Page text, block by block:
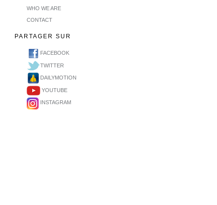
WHO WE ARE
CONTACT
PARTAGER SUR
FACEBOOK
TWITTER
DAILYMOTION
YOUTUBE
INSTAGRAM